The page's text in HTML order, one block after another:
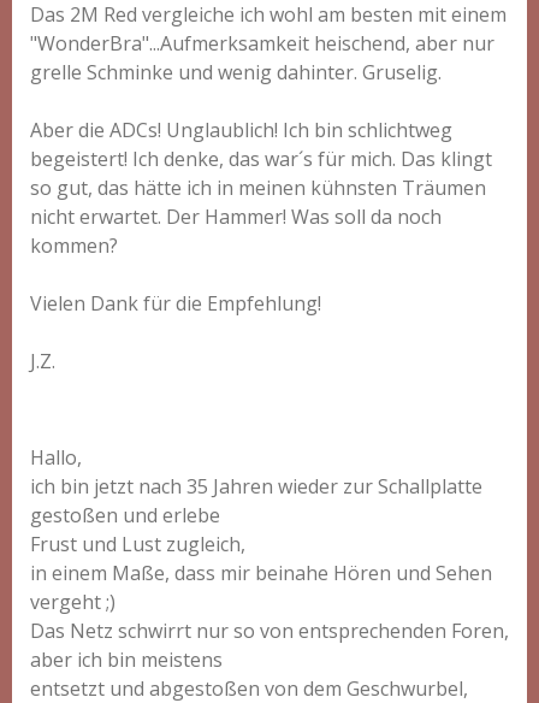
Das 2M Red vergleiche ich wohl am besten mit einem
"WonderBra"...Aufmerksamkeit heischend, aber nur
grelle Schminke und wenig dahinter. Gruselig.
Aber die ADCs! Unglaublich! Ich bin schlichtweg
begeistert! Ich denke, das war´s für mich. Das klingt
so gut, das hätte ich in meinen kühnsten Träumen
nicht erwartet. Der Hammer! Was soll da noch
kommen?
Vielen Dank für die Empfehlung!
J.Z.
Hallo,
ich bin jetzt nach 35 Jahren wieder zur Schallplatte
gestoßen und erlebe
Frust und Lust zugleich,
in einem Maße, dass mir beinahe Hören und Sehen
vergeht ;)
Das Netz schwirrt nur so von entsprechenden Foren,
aber ich bin meistens
entsetzt und abgestoßen von dem Geschwurbel,